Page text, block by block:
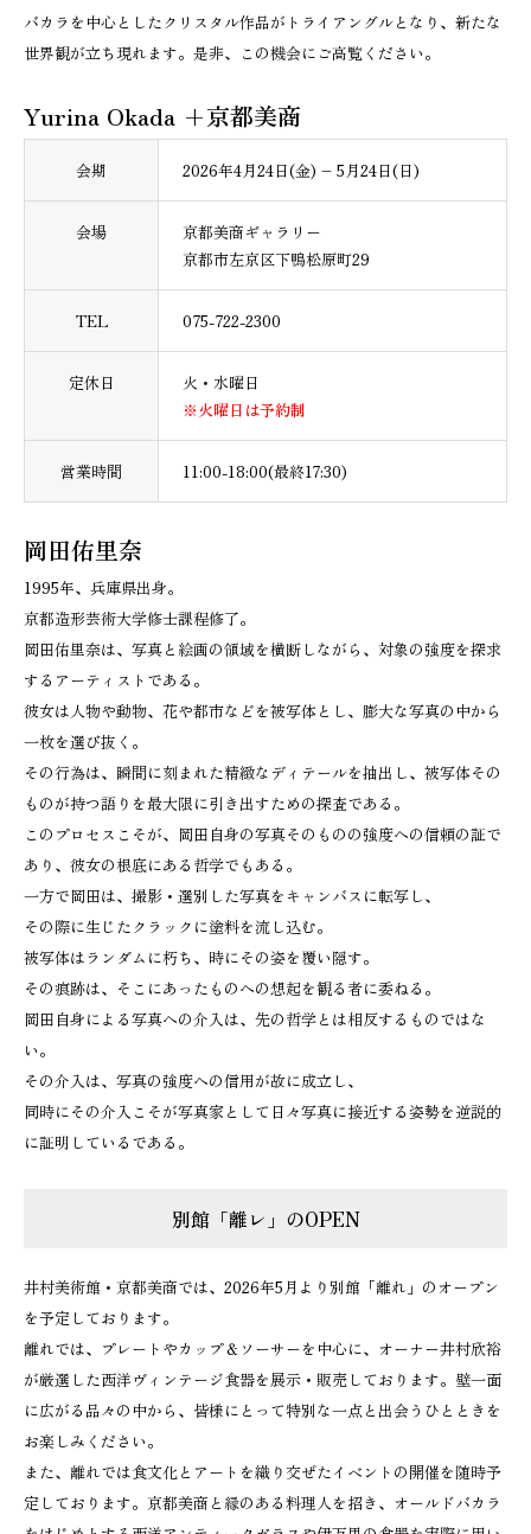
バカラを中心としたクリスタル作品がトライアングルとなり、新たな
世界観が立ち現れます。是非、この機会にご高覧ください。
Yurina Okada +京都美商
会期 2026年4月24日(金) – 5月24日(日)
会場
京都美商ギャラリー
京都市左京区下鴨松原町29
TEL 075-722-2300
定休日
火・水曜日
※火曜日は予約制
営業時間 11:00-18:00(最終17:30)
岡田佑里奈
1995年、兵庫県出身。
京都造形芸術大学修士課程修了。
岡田佑里奈は、写真と絵画の領域を横断しながら、対象の強度を探求
するアーティストである。
彼女は人物や動物、花や都市などを被写体とし、膨大な写真の中から
一枚を選び抜く。
その行為は、瞬間に刻まれた精緻なディテールを抽出し、被写体その
ものが持つ語りを最大限に引き出すための探査である。
このプロセスこそが、岡田自身の写真そのものの強度への信頼の証で
あり、彼女の根底にある哲学でもある。
一方で岡田は、撮影・選別した写真をキャンバスに転写し、
その際に生じたクラックに塗料を流し込む。
被写体はランダムに朽ち、時にその姿を覆い隠す。
その痕跡は、そこにあったものへの想起を観る者に委ねる。
岡田自身による写真への介入は、先の哲学とは相反するものではな
い。
その介入は、写真の強度への信用が故に成立し、
同時にその介入こそが写真家として日々写真に接近する姿勢を逆説的
に証明しているである。
別館「離レ」のOPEN
井村美術館・京都美商では、2026年5月より別館「離れ」のオープン
を予定しております。
離れでは、プレートやカップ＆ソーサーを中心に、オーナー井村欣裕
が厳選した西洋ヴィンテージ食器を展示・販売しております。壁一面
に広がる品々の中から、皆様にとって特別な一点と出会うひとときを
お楽しみください。
また、離れでは食文化とアートを織り交ぜたイベントの開催を随時予
定しております。京都美商と縁のある料理人を招き、オールドバカラ